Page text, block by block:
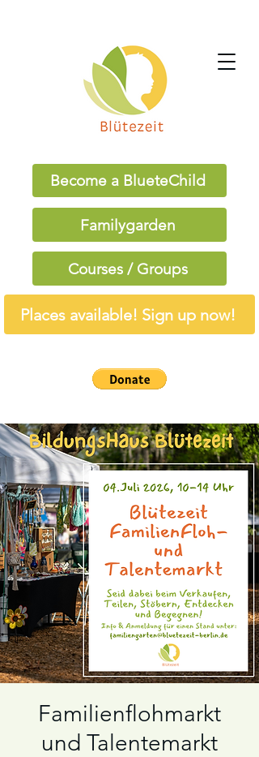
Become a BlueteChild
Familygarden
Courses / Groups
Places available! Sign up now!
Familienflohmarkt
und Talentemarkt